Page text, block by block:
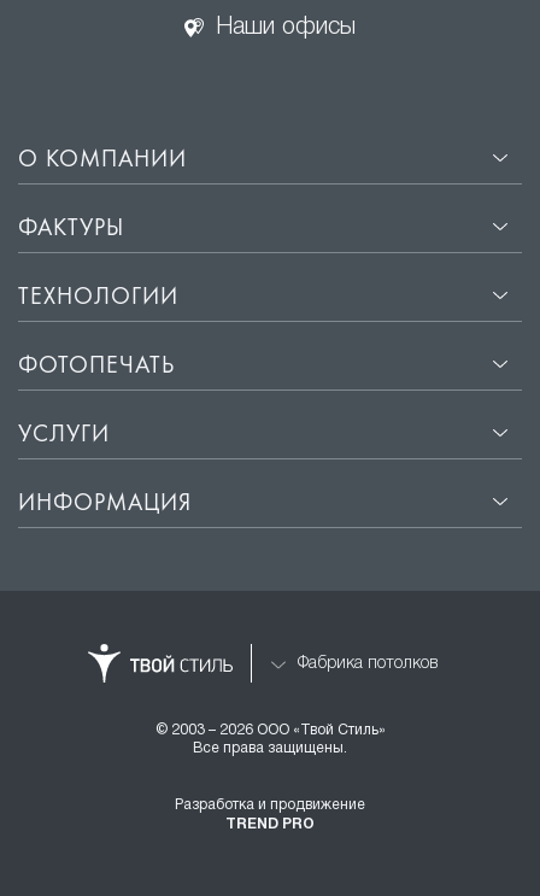
Наши офисы
О КОМПАНИИ
ФАКТУРЫ
ТЕХНОЛОГИИ
ФОТОПЕЧАТЬ
УСЛУГИ
ИНФОРМАЦИЯ
Фабрика потолков
© 2003 – 2026 ООО «Твой Стиль»
Все права защищены.
Разработка и продвижение
TREND PRO